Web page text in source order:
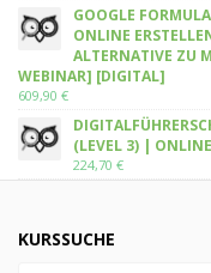
GOOGLE
ONLINE
ALTERNATIVE ZU
WEBINAR] [DIGITAL]
609,90 €
(LEVEL 3) |
224,70 €
KURSSUCHE